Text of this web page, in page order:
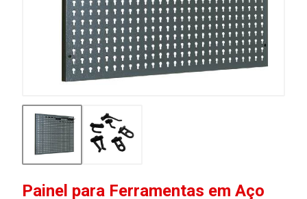
Painel para Ferramentas em Aço